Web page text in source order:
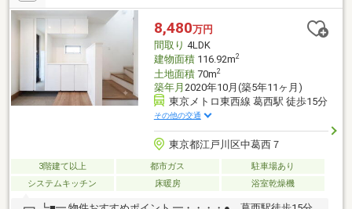
8,480万円
間取り 4LDK
建物面積116.92m2
土地面積70m2
築年月 2020年10月(築5年11ヶ月)
東京メトロ東西線 葛西駅 徒歩15分
その他の交通
東京都江戸川区中葛西７
3階建て以上 都市ガス
駐車場あり
システムキッチン
床暖房 浴室乾燥機